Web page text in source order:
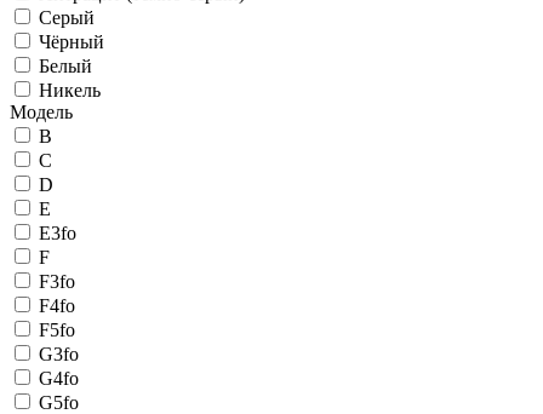
Серый
Чёрный
Белый
Никель
Модель
B
C
D
E
E3fo
F
F3fo
F4fo
F5fo
G3fo
G4fo
G5fo